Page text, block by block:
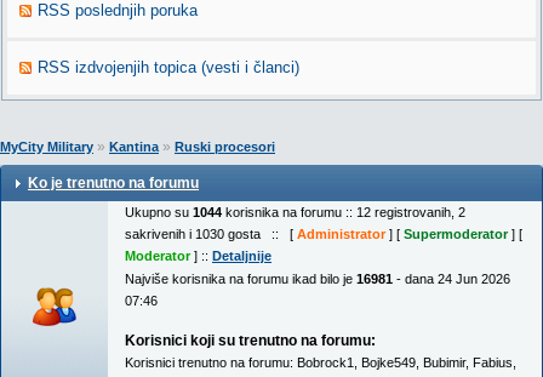
RSS poslednjih poruka
RSS izdvojenjih topica (vesti i članci)
MyCity Military » Kantina» Ruski procesori
Ko je trenutno na forumu
Ukupno su 1044 korisnika na forumu :: 12 registrovanih, 2
sakrivenih i 1030 gosta :: [ Administrator] [ Supermoderator] [
Moderator] :: Detaljnije
Najviše korisnika na forumu ikad bilo je 16981 - dana 24 Jun 2026
07:46
Korisnici koji su trenutno na forumu:
Korisnici trenutno na forumu: Bobrock1 Bojke549 Bubimir, Fabius